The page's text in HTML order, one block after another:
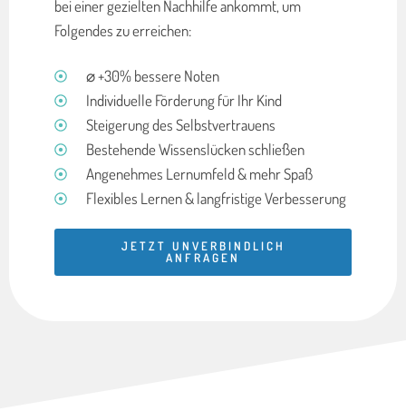
bei einer gezielten Nachhilfe ankommt, um
Folgendes zu erreichen:
⌀ +30% bessere Noten
Individuelle Förderung für Ihr Kind
Steigerung des Selbstvertrauens
Bestehende Wissenslücken schließen
Angenehmes Lernumfeld & mehr Spaß
Flexibles Lernen & langfristige Verbesserung
JETZT UNVERBINDLICH
ANFRAGEN